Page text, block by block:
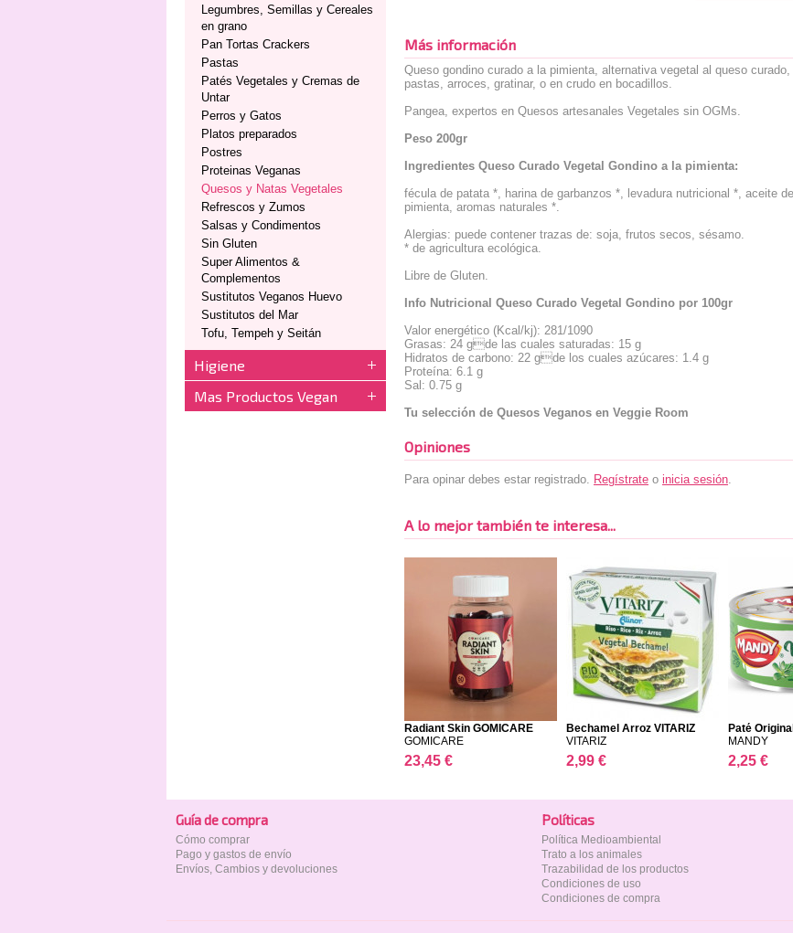
Legumbres, Semillas y Cereales
en grano
Pan Tortas Crackers
Pastas
Patés Vegetales y Cremas de
Untar
Perros y Gatos
Platos preparados
Postres
Proteinas Veganas
Quesos y Natas Vegetales
Refrescos y Zumos
Salsas y Condimentos
Sin Gluten
Super Alimentos &
Complementos
Sustitutos Veganos Huevo
Sustitutos del Mar
Tofu, Tempeh y Seitán
Higiene
Mas Productos Vegan
Más información
Queso gondino curado a la pimienta, alternativa vegetal al queso
pastas, arroces, gratinar, o en crudo en bocadillos.
Pangea, expertos en Quesos artesanales Vegetales sin OGMs.
Peso 200gr
Ingredientes Queso Curado Vegetal Gondino a la pimienta:
fécula de patata *, harina de garbanzos *, levadura nutricional *, aceite
pimienta, aromas naturales *.
Alergias: puede contener trazas de: soja, frutos secos, sésamo.
* de agricultura ecológica.
Libre de Gluten.
Info Nutricional Queso Curado Vegetal Gondino por 100gr
Valor energético (Kcal/kj): 281/1090
Grasas: 24 gde las cuales saturadas: 15 g
Hidratos de carbono: 22 gde los cuales azúcares: 1.4 g
Proteína: 6.1 g
Sal: 0.75 g
Tu selección de Quesos Veganos en Veggie Room
Opiniones
Para opinar debes estar registrado. Regístrate o inicia sesión.
A lo mejor también te interesa...
Radiant Skin GOMICARE
GOMICARE
23,45 €
Bechamel Arroz VITARIZ
VITARIZ
2,99 €
Paté
MANDY
2,25 €
Guía de compra
Cómo comprar
Pago y gastos de envío
Envíos, Cambios y devoluciones
Polí­ticas
Política Medioambiental
Trato a los animales
Trazabilidad de los productos
Condiciones de uso
Condiciones de compra